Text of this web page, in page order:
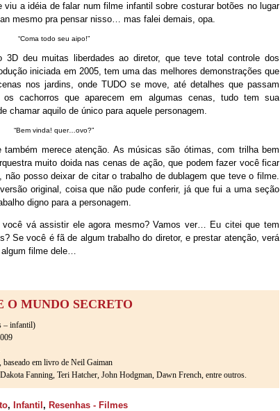
a idéia de falar num filme infantil sobre costurar botões no lugar
mesmo pra pensar nisso… mas falei demais, opa.
“Coma todo seu aipo!”
deu muitas liberdades ao diretor, que teve total controle dos
iniciada em 2005, tem uma das melhores demonstrações que
nos jardins, onde TUDO se move, até detalhes que passam
cachorros que aparecem em algumas cenas, tudo tem sua
chamar aquilo de único para aquele personagem.
“Bem vinda! quer…ovo?”
merece atenção. As músicas são ótimas, com trilha bem
muito doida nas cenas de ação, que podem fazer você ficar
posso deixar de citar o trabalho de dublagem que teve o filme.
original, coisa que não pude conferir, já que fui a uma seção
digno para a personagem.
vá assistir ele agora mesmo? Vamos ver… Eu citei que tem
Se você é fã de algum trabalho do diretor, e prestar atenção, verá
algum filme dele…
O MUNDO SECRETO
– infantil)
em livro de Neil Gaiman
Fanning, Teri Hatcher, John Hodgman, Dawn French, entre outros.
, Infantil , Resenhas - Filmes